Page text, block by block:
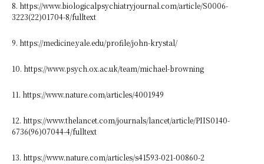
8. https://www.biologicalpsychiatryjournal.com/article/S0006-
3223(22)01704-8/fulltext
9. https://medicine.yale.edu/profile/john-krystal/
10. https://www.psych.ox.ac.uk/team/michael-browning
11. https://www.nature.com/articles/4001949
12. https://www.thelancet.com/journals/lancet/article/PIIS0140-
6736(96)07044-4/fulltext
13. https://www.nature.com/articles/s41593-021-00860-2